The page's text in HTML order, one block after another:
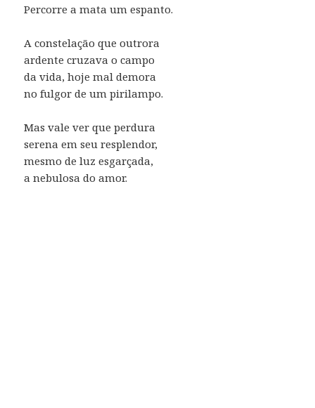
Percorre a mata um espanto.
A constelação que outrora
ardente cruzava o campo
da vida, hoje mal demora
no fulgor de um pirilampo.
Mas vale ver que perdura
serena em seu resplendor,
mesmo de luz esgarçada,
a nebulosa do amor.